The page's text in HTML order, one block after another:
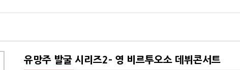
유망주 발굴 시리즈2- 영 비르투오소 데뷔콘서트